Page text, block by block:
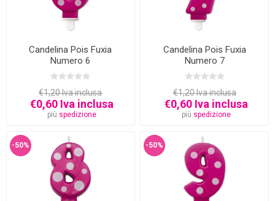
Candelina Pois Fuxia
Numero 6
€1,20 Iva inclusa
€0,60 Iva inclusa
più spedizione
Candelina Pois Fuxia
Numero 7
€1,20 Iva inclusa
€0,60 Iva inclusa
più spedizione
-50% -50%